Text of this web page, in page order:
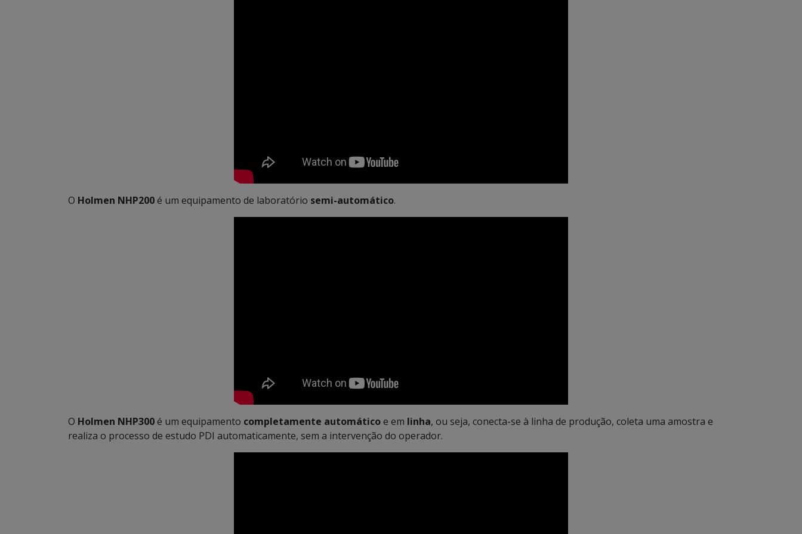
O Holmen NHP200é um equipamento de laboratório semi-automático.
O Holmen NHP300é um equipamento completamente automáticoe em linha, ou seja, conecta-se à linha de produção, coleta uma amostra e
realiza o processo de estudo PDI automaticamente, sem a intervenção do operador.